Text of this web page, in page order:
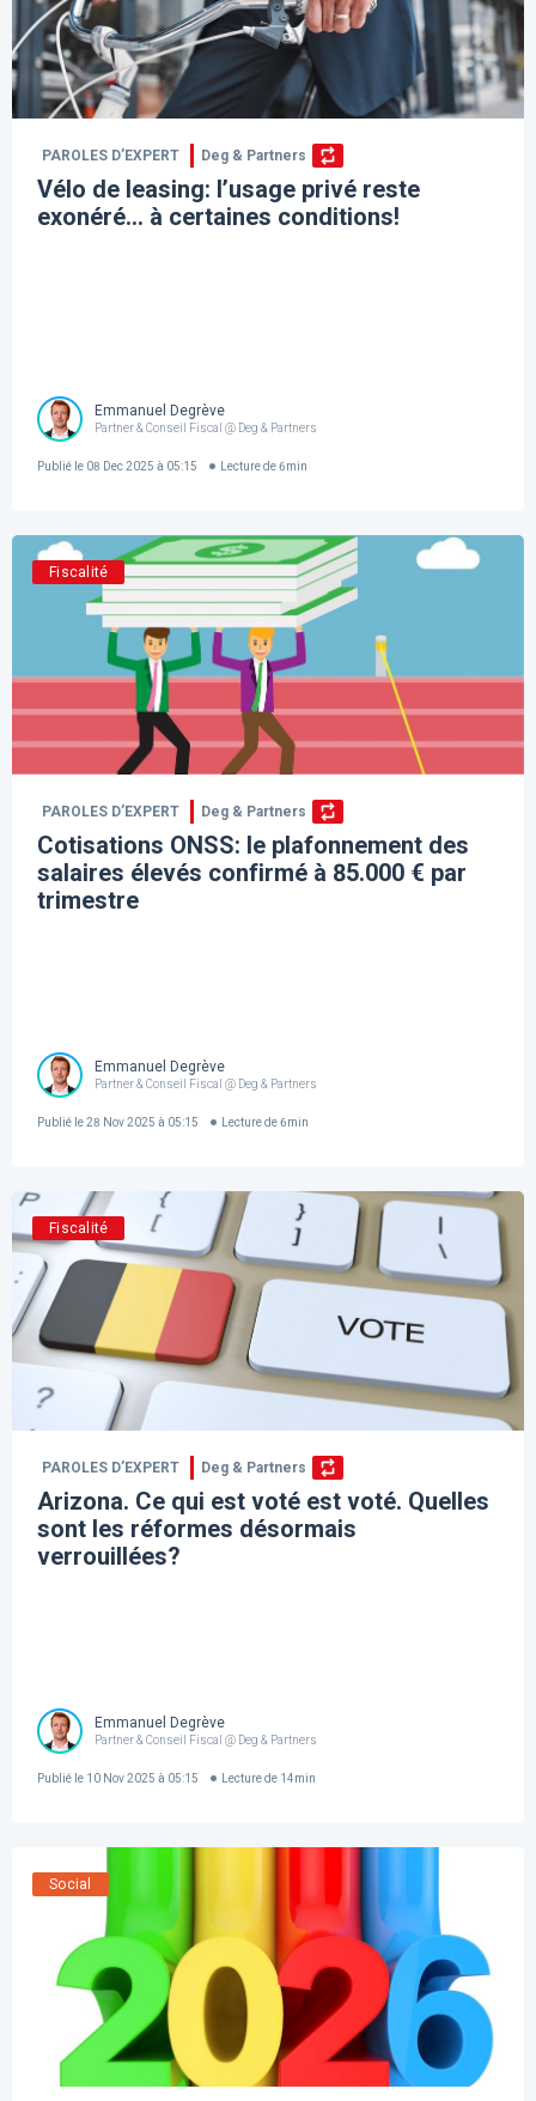
PAROLES D’EXPERT Deg & Partners
Vélo de leasing: l’usage privé reste
exonéré… à certaines conditions!
Emmanuel Degrève
Partner & Conseil Fiscal @ Deg & Partners
Publié le 08 Dec 2025 à 05:15 Lecture de 6min
Fiscalité
PAROLES D’EXPERT Deg & Partners
Cotisations ONSS: le plafonnement des
salaires élevés confirmé à 85.000 € par
trimestre
Emmanuel Degrève
Partner & Conseil Fiscal @ Deg & Partners
Publié le28 Nov 2025 à 05:15 Lecture de 6min
Fiscalité
PAROLES D’EXPERT Deg & Partners
Arizona. Ce qui est voté est voté. Quelles
sont les réformes désormais
verrouillées?
Emmanuel Degrève
Partner & Conseil Fiscal @ Deg & Partners
Publié le 10 Nov 2025 à 05:15 Lecture de 14min
Social